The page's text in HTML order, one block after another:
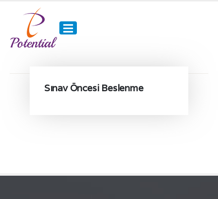
Sınav Öncesi Beslenme